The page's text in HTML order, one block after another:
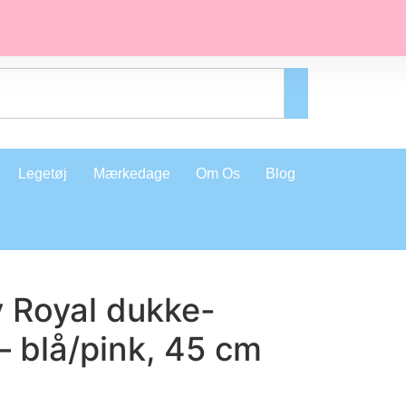
Legetøj Mærkedage Om Os Blog
Royal dukke-
blå/pink, 45 cm